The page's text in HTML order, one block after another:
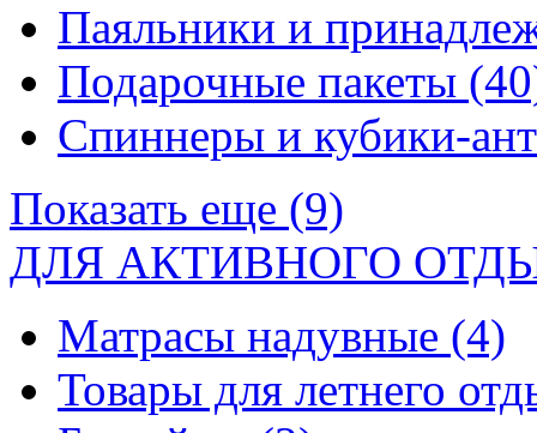
Паяльники и
Подарочные пакеты
Спиннеры и кубики-
Показать еще (9)
ДЛЯ АКТИВНОГО
Матрасы надувные (4)
Товары для летнего